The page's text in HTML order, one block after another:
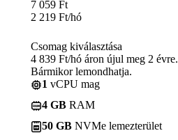
7 059 Ft
2 219 Ft/hó
Csomag kiválasztása
4 839 Ft/hó áron újul meg 2 évre.
Bármikor lemondhatja.
1 vCPU mag
4 GB RAM
50 GB NVMe lemezterület